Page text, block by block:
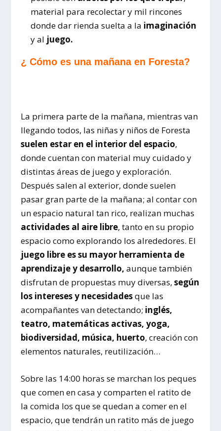
material para recolectar y mil rincones
donde dar rienda suelta a la imaginación
y al juego.
¿ Cómo es una mañana en Foresta?
La primera parte de la mañana, mientras van
llegando todos, las niñas y niños de Foresta
suelen estar en el interior del espacio,
donde cuentan con material muy cuidado y
distintas áreas de juego y exploración.
Después salen al exterior, donde suelen
pasar gran parte de la mañana; al contar con
un espacio natural tan rico, realizan muchas
actividades al aire libre, tanto en su propio
espacio como explorando los alrededores. El
juego libre es su mayor herramienta de
aprendizaje y desarrollo, aunque también
disfrutan de propuestas muy diversas,según
los intereses y necesidadesque las
acompañantes van detectando; inglés,
teatro, matemáticas activas, yoga,
biodiversidad, música, huerto, creación con
elementos naturales, reutilización…
Sobre las 14:00 horas se marchan los peques
que comen en casa y comparten el ratito de
la comida los que se quedan a comer en el
espacio, que tendrán un ratito más de juego